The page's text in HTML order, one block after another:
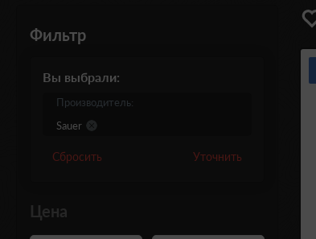
Фильтр
Вы выбрали:
Производитель:
Sauer
Сбросить Уточнить
Цена